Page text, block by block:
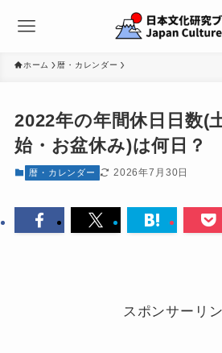
ホーム 暦・カレンダー
2022年の年間休日日数(
始・お盆休み)は何日？
暦・カレンダー 2026年7月30日
スポンサーリ